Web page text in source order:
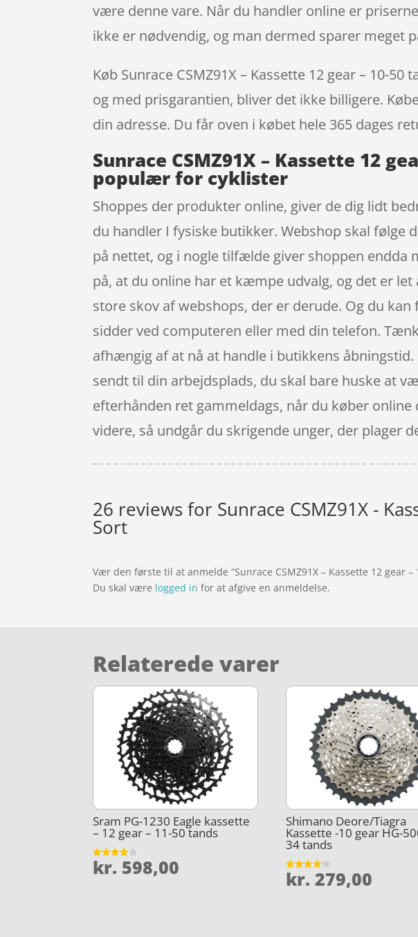
være denne vare. Når du handler online er
ikke er nødvendig, og man dermed sparer meget
Køb Sunrace CSMZ91X – Kassette 12 gear – 10-
og med prisgarantien, bliver det ikke billigere.
din adresse. Du får oven i købet hele 365 dages
Sunrace CSMZ91X – Kassette 12
populær for cyklister
Shoppes der produkter online, giver de dig lidt
du handler I fysiske butikker. Webshop skal følge
på nettet, og i nogle tilfælde giver shoppen
på, at du online har et kæmpe udvalg, og det er
store skov af webshops, der er derude. Og du
sidder ved computeren eller med din telefon.
afhængig af at nå at handle i butikkens
sendt til din arbejdsplads, du skal bare huske at
efterhånden ret gammeldags, når du køber
videre, så undgår du skrigende unger, der plager
26 reviews for Sunrace CSMZ91X -
Sort
Vær den første til at anmelde “Sunrace CSMZ91X – Kassette 12 gear –
Du skal være logged in for at afgive en anmeldelse.
Relaterede varer
Sram PG-1230 Eagle kassette
– 12 gear – 11-50 tands
Vurderet
3.8
kr. 598,00
Shimano Deore/Tiagra
Kassette -10 gear HG-
34 tands
Vurderet
4.1
kr. 279,00